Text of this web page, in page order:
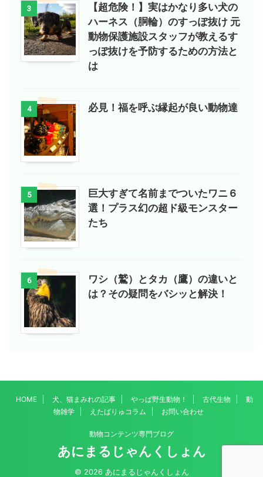
3
【超危険！】実はかなり多い犬の
ハーネス（胴輪）のすっぽ抜け 元
動物保護施設スタッフが教えるす
っぽ抜けを予防するための方法と
は
4 必見！福を呼ぶ縁起が良い動物達
5
巨大すぎて名前までついたワニ６
選！プラス幻の超ド級モンスター
たち
6
ワシ（鷲）とタカ（鷹）の違いと
は？その疑問をバシッと解決！
HOME 犬、猫まみれの記事 やっぱ野生動物！ 古代生物
動
物雑学
えたばりゅコラム お問い合わせ
動物コンテンツ専門ブログ
あにまるじゃんくしょん
© 2026 あにまるじゃんくしょん